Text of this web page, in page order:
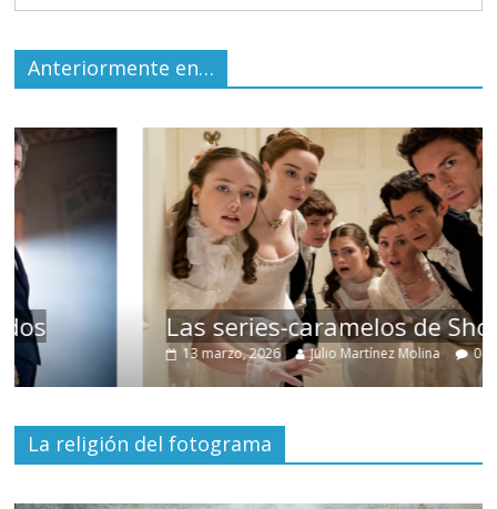
Anteriormente en…
Las series-caramelos de Shondaland
Julio Martínez Molina 0
La religión del fotograma